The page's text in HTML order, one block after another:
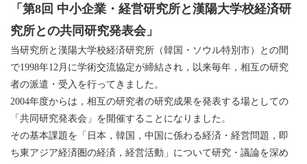
「第8回 中小企業・経営研究所と漢陽大学校経済研
究所との共同研究発表会」
当研究所と漢陽大学校経済研究所（韓国・ソウル特別市）との間
で1998年12月に学術交流協定が締結され，以来毎年，相互の研究
者の派遣・受入を行ってきました。
2004年度からは，相互の研究者の研究成果を発表する場としての
「共同研究発表会」を開催することになりました。
その基本課題を「日本，韓国，中国に係わる経済・経営問題，即
ち東アジア経済圏の経済，経営活動」について研究・議論を深め